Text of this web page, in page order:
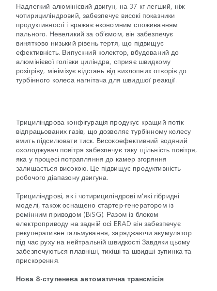
Надлегкий алюмінієвий двигун, на 37 кг легший, ніж
чотирициліндровий, забезпечує високі показники
продуктивності і вражає економним споживанням
пального. Невеликий за об’ємом, він забезпечує
винятково низький рівень тертя, що підвищує
ефективність. Випускний колектор, вбудований до
алюмінієвої голівки циліндра, сприяє швидкому
розігріву, мінімізує відстань від вихлопних отворів до
турбінного колеса нагнітача для швидшої реакції.
Трициліндрова конфігурація продукує кращий потік
відпрацьованих газів, що дозволяє турбінному колесу
вмить підсилювати тиск. Високоефективний водяний
охолоджувач повітря забезпечує таку щільність повітря,
яка у процесі потрапляння до камер згоряння
залишається високою. Це підвищує продуктивність
робочого діапазону двигуна.
Трициліндрові, як і чотирициліндрові м'які гібридні
моделі, також оснащено стартер-генератором із
ремінним приводом (BiSG). Разом із блоком
електроприводу на задній осі ERAD він забезпечує
рекуперативне гальмування, заряджаючи акумулятор
під час руху на нейтральній швидкості Завдяки цьому
забезпечуються плавніші, тихіші та швидші зупинка та
прискорення.
Нова 8-ступенева автоматична трансмісія